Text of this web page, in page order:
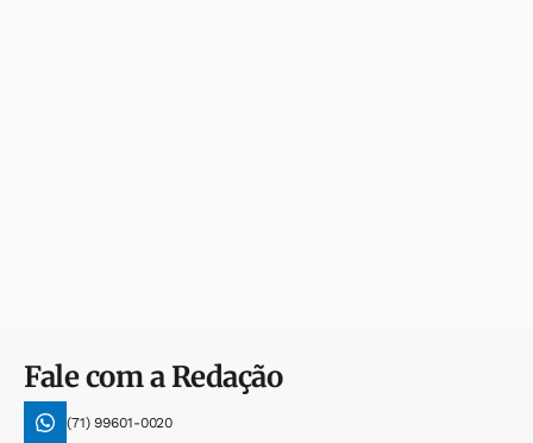
Fale com a Redação
(71) 99601-0020